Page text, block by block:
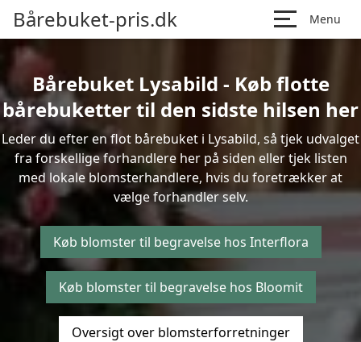
Bårebuket-pris.dk Menu
Bårebuket Lysabild - Køb flotte
bårebuketter til den sidste hilsen her
Leder du efter en flot bårebuket i Lysabild, så tjek udvalget
fra forskellige forhandlere her på siden eller tjek listen
med lokale blomsterhandlere, hvis du foretrækker at
vælge forhandler selv.
Køb blomster til begravelse hos Interflora
Køb blomster til begravelse hos Bloomit
Oversigt over blomsterforretninger